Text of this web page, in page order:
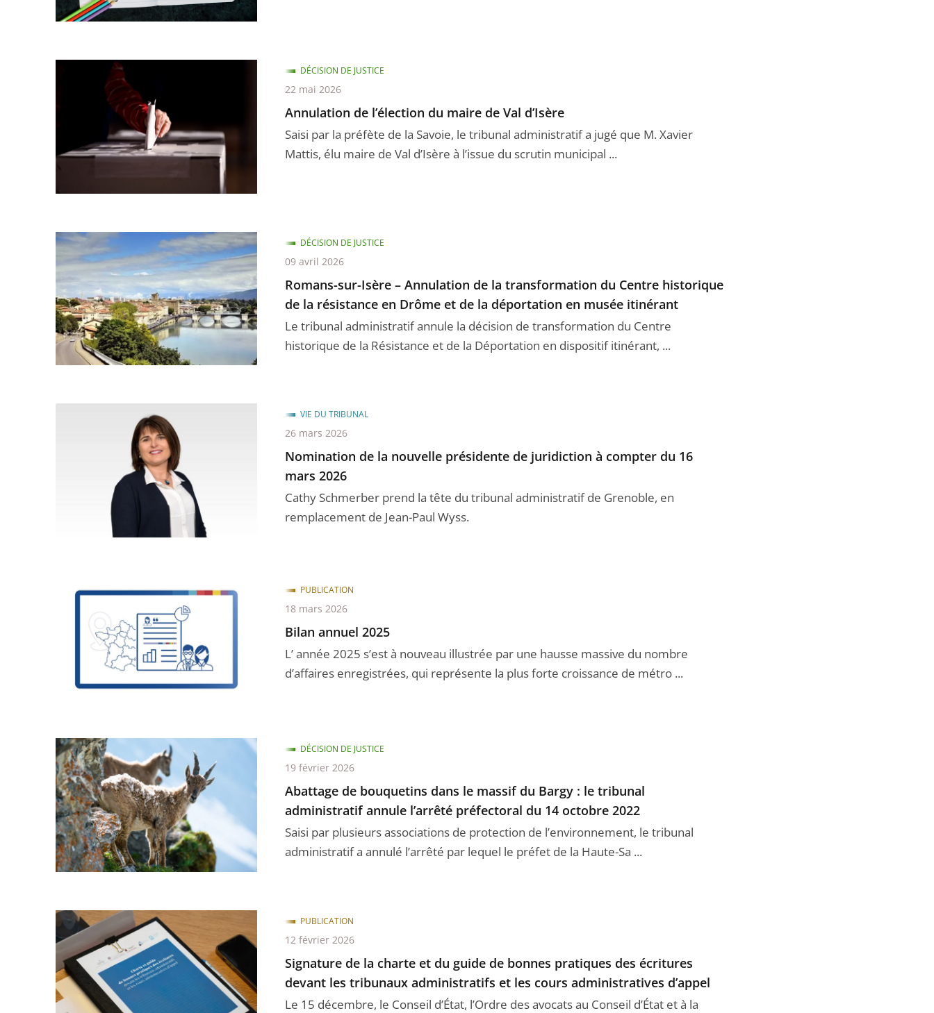
Annulation de l’élection du maire de Val d’Isère
Saisi par la préfète de la Savoie, le tribunal administratif a jugé que M. Xavier
Mattis, élu maire de Val d’Isère à l’issue du scrutin municipal ...
DÉCISION DE JUSTICE
22 mai 2026
Romans-sur-Isère – Annulation de la transformation du Centre historique
de la résistance en Drôme et de la déportation en musée itinérant
Le tribunal administratif annule la décision de transformation du Centre
historique de la Résistance et de la Déportation en dispositif itinérant, ...
DÉCISION DE JUSTICE
09 avril 2026
Nomination de la nouvelle présidente de juridiction à compter du 16
mars 2026
Cathy Schmerber prend la tête du tribunal administratif de Grenoble, en
remplacement de Jean-Paul Wyss.
VIE DU TRIBUNAL
26 mars 2026
Bilan annuel 2025
L’ année 2025 s’est à nouveau illustrée par une hausse massive du nombre
d’affaires enregistrées, qui représente la plus forte croissance de métro ...
PUBLICATION
18 mars 2026
Abattage de bouquetins dans le massif du Bargy : le tribunal
administratif annule l’arrêté préfectoral du 14 octobre 2022
Saisi par plusieurs associations de protection de l’environnement, le tribunal
administratif a annulé l’arrêté par lequel le préfet de la Haute-Sa ...
DÉCISION DE JUSTICE
19 février 2026
Signature de la charte et du guide de bonnes pratiques des écritures
devant les tribunaux administratifs et les cours administratives d’appel
Le 15 décembre, le Conseil d’État, l’Ordre des avocats au Conseil d’État et à la
PUBLICATION
12 février 2026